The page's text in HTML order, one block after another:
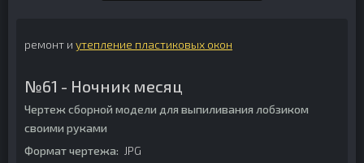
ремонт и утепление пластиковых окон
№61 - Ночник месяц
Чертеж сборной модели для выпиливания лобзиком
своими руками
Формат чертежа: JPG